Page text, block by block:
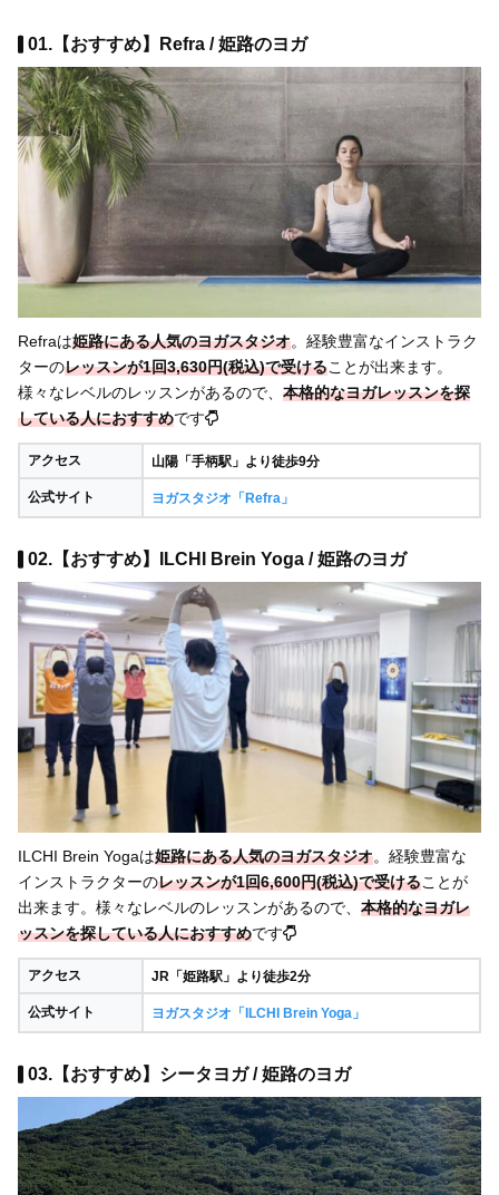
01.【おすすめ】Refra / 姫路のヨガ
Refraは姫路にある人気のヨガスタジオ。経験豊富なインストラク
ターのレッスンが1回3,630円(税込)で受けることが出来ます。
様々なレベルのレッスンがあるので、 本格的なヨガレッスンを探
している人におすすめです
アクセス 山陽「手柄駅」より徒歩9分
公式サイト ヨガスタジオ「Refra」
02.【おすすめ】ILCHI Brein Yoga / 姫路のヨガ
ILCHI Brein Yogaは姫路にある人気のヨガスタジオ。経験豊富な
インストラクターのレッスンが1回6,600円(税込)で受けることが
出来ます。様々なレベルのレッスンがあるので、 本格的なヨガレ
ッスンを探している人におすすめです
アクセス JR「姫路駅」より徒歩2分
公式サイト ヨガスタジオ「ILCHI Brein Yoga」
03.【おすすめ】シータヨガ / 姫路のヨガ